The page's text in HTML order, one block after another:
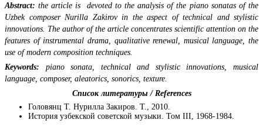
Abstract:the article is devoted to the analysis of the piano sonatas of the
Uzbek composer Nurilla Zakirov in the aspect of technical and stylistic
innovations. The author of the article concentrates scientific attention on the
features of instrumental drama, qualitative renewal, musical language, the
use of modern composition techniques.
Keywords: piano sonata, technical and stylistic innovations, musical
language, composer, aleatorics, sonorics, texture.
Список литературы / References
Головянц Т. Нурилла Закиров. Т., 2010.
История узбекской советской музыки. Том III, 1968-1984.